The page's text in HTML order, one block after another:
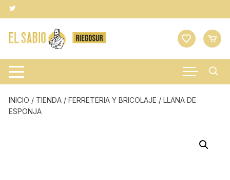
Saltar
al
contenido
INICIO / TIENDA /FERRETERIA Y BRICOLAJE / LLANA DE
ESPONJA